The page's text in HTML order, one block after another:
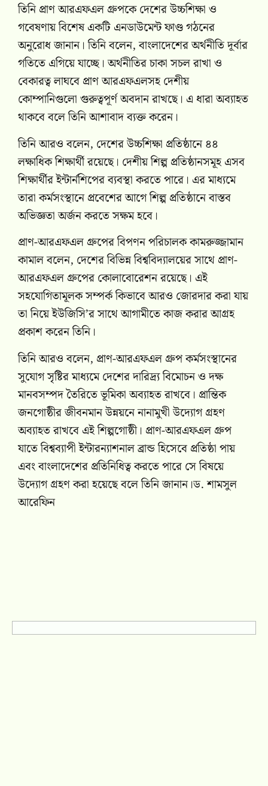
তিনি প্রাণ আরএফএল গ্ৰুপকে দেশের উচ্চশিক্ষা ও
গবেষণায় বিশেষ একটি এনডাউমেন্ট ফাণ্ড গঠনের
অনুরোধ জানান। তিনি বলেন, বাংলাদেশের অর্থনীতি দূর্বার
গতিতে এগিয়ে যাচ্ছে। অর্থনীতির চাকা সচল রাখা ও
বেকারত্ব লাঘবে প্রাণ আরএফএলসহ দেশীয়
কোম্পানিগুলো গুরুত্বপূর্ণ অবদান রাখছে। এ ধারা অব্যাহত
থাকবে বলে তিনি আশাবাদ ব্যক্ত করেন।
তিনি আরও বলেন, দেশের উচ্চশিক্ষা প্রতিষ্ঠানে ৪৪
লক্ষাধিক শিক্ষার্থী রয়েছে। দেশীয় শিল্প প্রতিষ্ঠানসমূহ এসব
শিক্ষার্থীর ইন্টার্নশিপের ব্যবস্থা করতে পারে। এর মাধ্যমে
তারা কর্মসংস্থানে প্রবেশের আগে শিল্প প্রতিষ্ঠানে বাস্তব
অভিজ্ঞতা অর্জন করতে সক্ষম হবে।
প্রাণ-আরএফএল গ্ৰুপের বিপণন পরিচালক কামরুজ্জামান
কামাল বলেন, দেশের বিভিন্ন বিশ্ববিদ্যালয়ের সাথে প্রাণ-
আরএফএল গ্রুপের কোলাবোরেশন রয়েছে। এই
সহযোগিতামূলক সম্পর্ক কিভাবে আরও জোরদার করা যায়
তা নিয়ে ইউজিসি’র সাথে আগামীতে কাজ করার আগ্রহ
প্রকাশ করেন তিনি।
তিনি আরও বলেন, প্রাণ-আরএফএল গ্ৰুপ কর্মসংস্থানের
সুযোগ সৃষ্টির মাধ্যমে দেশের দারিদ্র্য বিমোচন ও দক্ষ
মানবসম্পদ তৈরিতে ভূমিকা অব্যাহত রাখবে। প্রান্তিক
জনগোষ্ঠীর জীবনমান উন্নয়নে নানামুখী উদ্যোগ গ্ৰহণ
অব্যাহত রাখবে এই শিল্পগোষ্ঠী। প্রাণ-আরএফএল গ্ৰুপ
যাতে বিশ্বব্যাপী ইন্টারন্যাশনাল ব্রান্ড হিসেবে প্রতিষ্ঠা পায়
এবং বাংলাদেশের প্রতিনিধিত্ব করতে পারে সে বিষয়ে
উদ্যোগ গ্ৰহণ করা হয়েছে বলে তিনি জানান।ড. শামসুল
আরেফিন